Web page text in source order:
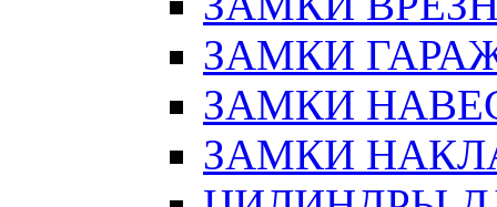
ЗАМКИ
ЗАМКИ
ЗАМКИ